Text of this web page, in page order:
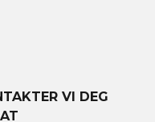
VI DEG